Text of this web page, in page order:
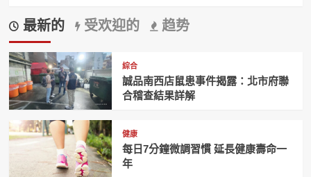
最新的 受欢迎的 趋势
綜合
誠品南西店鼠患事件揭露：北市府聯
合稽查結果詳解
健康
每日7分鐘微調習慣 延長健康壽命一
年